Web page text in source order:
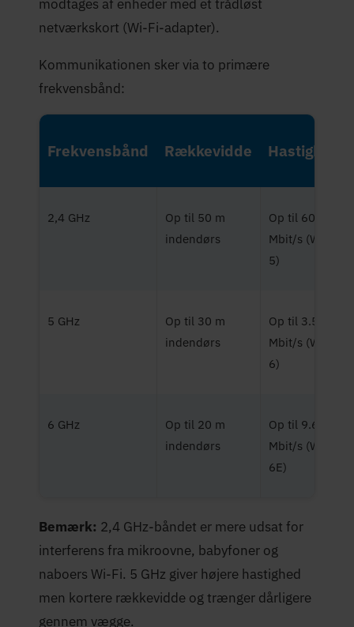
modtages af enheder med et trådløst
netværkskort (Wi-Fi-adapter).
Kommunikationen sker via to primære
frekvensbånd:
Frekvensbånd Rækkevidde Hastighed
2,4 GHz
Op til 50 m
indendørs
Op til 600
Mbit/s (Wi-Fi
5)
5 GHz
Op til 30 m
indendørs
Op til 3.500
Mbit/s (Wi-Fi
6)
6 GHz
Op til 20 m
indendørs
Op til 9.600
Mbit/s (Wi-Fi
6E)
Bemærk: 2,4 GHz-båndet er mere udsat for
interferens fra mikroovne, babyfoner og
naboers Wi-Fi. 5 GHz giver højere hastighed
men kortere rækkevidde og trænger dårligere
gennem vægge.